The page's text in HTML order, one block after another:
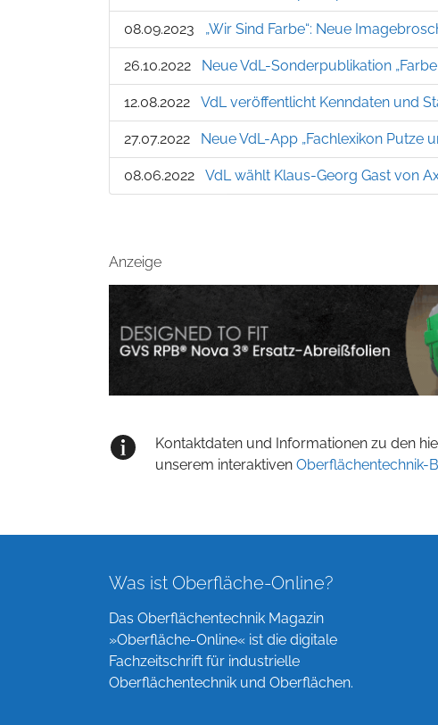
08.09.2023 „Wir Sind Farbe“: Neue
26.10.2022 Neue VdL-Sonderpublikation „Farbe
12.08.2022 VdL veröffentlicht Kenndaten und
27.07.2022 Neue VdL-App „Fachlexikon Putze
08.06.2022 VdL wählt Klaus-Georg Gast von
Anzeige
Kontaktdaten und Informationen zu den
unserem interaktiven Oberflächentechnik-
Was ist Oberfläche-Online?
Das Oberflächentechnik Magazin
»Oberfläche-Online« ist die digitale
Fachzeitschrift für industrielle
Oberflächentechnik und Oberflächen.